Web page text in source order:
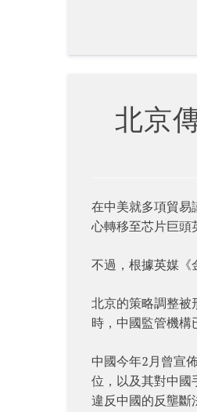
北京
在中美就多項貿易
心轉移至芯片巨頭
不過，根據英媒《
北京的策略調整被
時，中國監管機構
中國今年2月曾宣
位，以及其對中國
違反中國的反壟斷